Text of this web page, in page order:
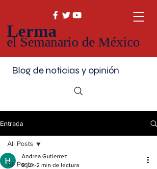
Lerma
el Semanario de México
Blog de noticias y opinión
Entrada
All Posts
All Posts
Andrea Gutierrez
9 jun 2 min de lectura